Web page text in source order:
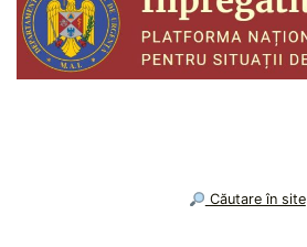
︎ Căutare în site